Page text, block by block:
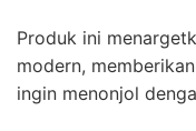
Produk ini
modern,
ingin menonjol